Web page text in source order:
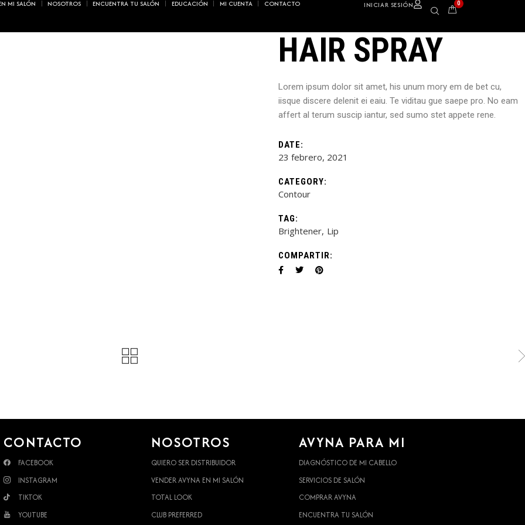
MI SALÓN NOSOTROS ENCUENTRA TU SALÓN EDUCACIÓN MI CUENTA CONTACTO INICIAR SESIÓN 0
HAIR SPRAY
Lorem ipsum dolor sit amet, his unum mory em de bet cu,
iisque discere delenit ei eaiu. Te viditau gue saepe pro. No eam
affert al terum suscip iantur, sed sumo stet appete rene.
DATE:
23 febrero, 2021
CATEGORY:
Contour
TAG:
Brightener Lip
COMPARTIR:
CONTACTO
FACEBOOK
INSTAGRAM
TIKTOK
YOUTUBE
NOSOTROS
QUIERO SER DISTRIBUIDOR
VENDER AVYNA EN MI SALÓN
TOTAL LOOK
CLUB PREFERRED
AVYNA PARA MI
DIAGNÓSTICO DE MI CABELLO
SERVICIOS DE SALÓN
COMPRAR AVYNA
ENCUENTRA TU SALÓN